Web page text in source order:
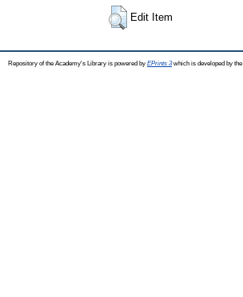
Edit Item
Repository of the Academy's Library is powered by EPrints 3which is developed by the